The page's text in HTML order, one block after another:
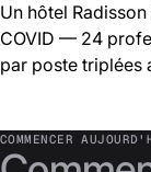
Un hôtel
COVID — 24
par poste triplées
COMMENCER